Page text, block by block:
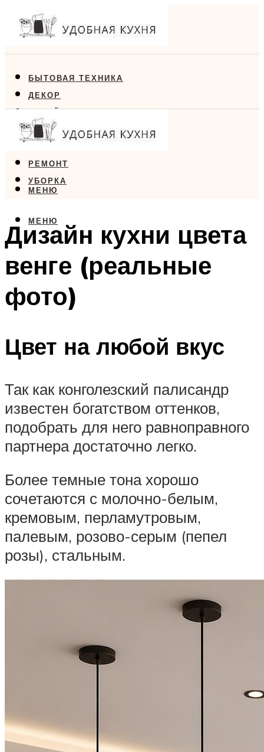
БЫТОВАЯ ТЕХНИКА
ДЕКОР
ДИЗАЙН
ЕДА
РЕМОНТ
УБОРКА
МЕНЮ
МЕНЮ
Дизайн кухни цвета
венге (реальные
фото)
Цвет на любой вкус
Так как конголезский палисандр
известен богатством оттенков,
подобрать для него равноправного
партнера достаточно легко.
Более темные тона хорошо
сочетаются с молочно-белым,
кремовым, перламутровым,
палевым, розово-серым (пепел
розы), стальным.